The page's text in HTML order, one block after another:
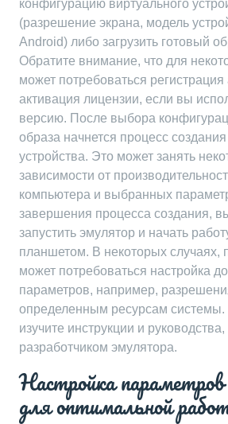
конфигурацию виртуального
(разрешение экрана, модель
Android) либо загрузить готовый
Обратите внимание, что для
может потребоваться регистрация
активация лицензии, если вы
версию. После выбора
образа начнется процесс
устройства. Это может занять
зависимости от
компьютера и выбранных
завершения процесса создания,
запустить эмулятор и начать
планшетом. В некоторых случаях,
может потребоваться настройка
параметров, например,
определенным ресурсам системы.
изучите инструкции и
разработчиком эмулятора.
Настройка
для оптимальной